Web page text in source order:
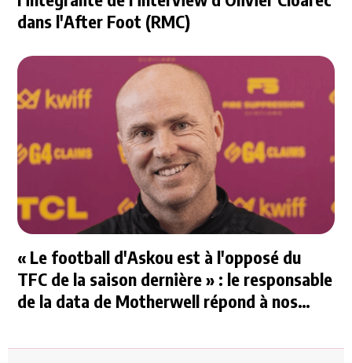
dans l'After Foot (RMC)
« Le football d'Askou est à l'opposé du
TFC de la saison dernière » : le responsable
de la data de Motherwell répond à nos